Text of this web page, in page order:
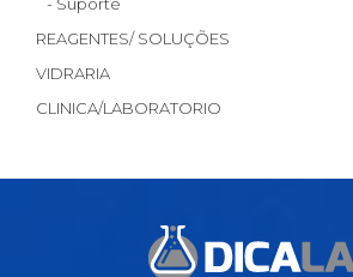
REAGENTES/ SOLUÇÕES
VIDRARIA
CLINICA/LABORATORIO